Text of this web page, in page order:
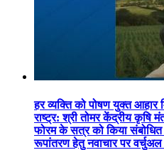
हर व्यक्ति को पोषण युक्त
राष्ट्र: श्री तोमर केंद्रीय कृषि
फोरम के सत्र को किया संबोधित
रूपांतरण हेतु नवाचार पर